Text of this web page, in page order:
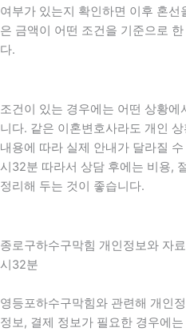
여부가 있는지 확인하면 이후 혼
은 금액이 어떤 조건을 기준으로
다.
조건이 있는 경우에는 어떤 상황
니다. 같은 이혼변호사라도 개인
내용에 따라 실제 안내가 달라질
시32분 따라서 상담 후에는 비용,
정리해 두는 것이 좋습니다.
종로구하수구막힘 개인정보와 자
시32분
영등포하수구막힘와 관련해 개인
정보, 결제 정보가 필요한 경우에